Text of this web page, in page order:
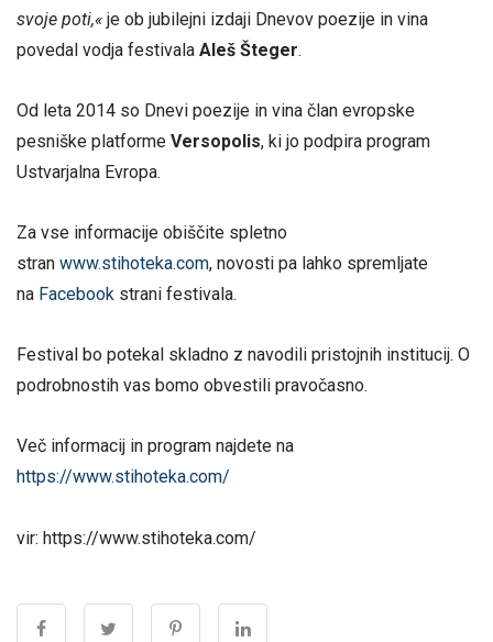
svoje poti,« je ob jubilejni izdaji Dnevov poezije in vina
povedal vodja festivala Aleš Šteger.
Od leta 2014 so Dnevi poezije in vina član evropske
pesniške platforme Versopolis, ki jo podpira program
Ustvarjalna Evropa.
Za vse informacije obiščite spletno
stran www.stihoteka.com, novosti pa lahko spremljate
na Facebook strani festivala.
Festival bo potekal skladno z navodili pristojnih institucij. O
podrobnostih vas bomo obvestili pravočasno.
Več informacij in program najdete na
https://www.stihoteka.com/
vir: https://www.stihoteka.com/